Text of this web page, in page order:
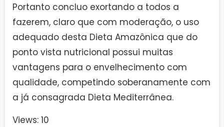
Portanto concluo exortando a todos a
fazerem, claro que com moderação, o uso
adequado desta Dieta Amazônica que do
ponto vista nutricional possui muitas
vantagens para o envelhecimento com
qualidade, competindo soberanamente com
a já consagrada Dieta Mediterrânea.
Views: 10